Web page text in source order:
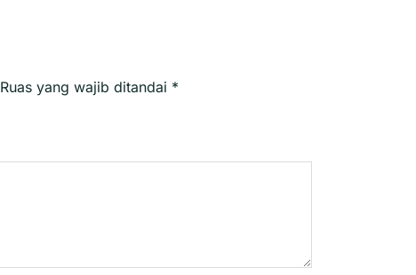
Ruas yang wajib ditandai *